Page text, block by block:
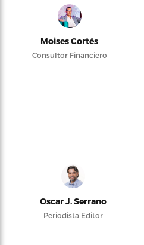
Moises Cortés
Consultor Financiero
Oscar J. Serrano
Periodista Editor